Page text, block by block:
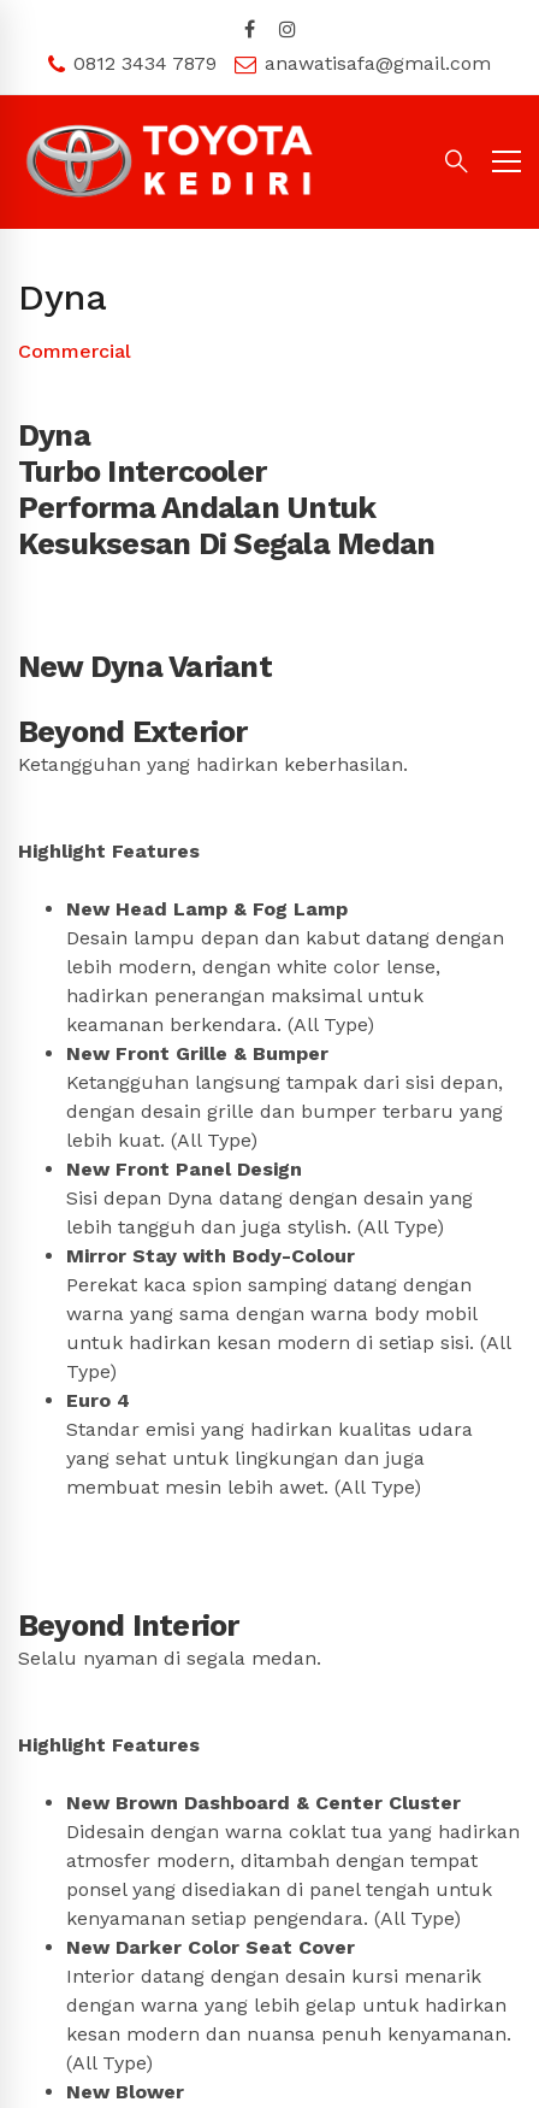
0812 3434 7879 anawatisafa@gmail.com
Dyna
Commercial
Dyna
Turbo Intercooler
Performa Andalan Untuk
Kesuksesan Di Segala Medan
New Dyna Variant
Beyond Exterior
Ketangguhan yang hadirkan keberhasilan.
Highlight Features
New Head Lamp & Fog Lamp
Desain lampu depan dan kabut datang dengan
lebih modern, dengan white color lense,
hadirkan penerangan maksimal untuk
keamanan berkendara. (All Type)
New Front Grille & Bumper
Ketangguhan langsung tampak dari sisi depan,
dengan desain grille dan bumper terbaru yang
lebih kuat. (All Type)
New Front Panel Design
Sisi depan Dyna datang dengan desain yang
lebih tangguh dan juga stylish. (All Type)
Mirror Stay with Body-Colour
Perekat kaca spion samping datang dengan
warna yang sama dengan warna body mobil
untuk hadirkan kesan modern di setiap sisi. (All
Type)
Euro 4
Standar emisi yang hadirkan kualitas udara
yang sehat untuk lingkungan dan juga
membuat mesin lebih awet. (All Type)
Beyond Interior
Selalu nyaman di segala medan.
Highlight Features
New Brown Dashboard & Center Cluster
Didesain dengan warna coklat tua yang hadirkan
atmosfer modern, ditambah dengan tempat
ponsel yang disediakan di panel tengah untuk
kenyamanan setiap pengendara. (All Type)
New Darker Color Seat Cover
Interior datang dengan desain kursi menarik
dengan warna yang lebih gelap untuk hadirkan
kesan modern dan nuansa penuh kenyamanan.
(All Type)
New Blower